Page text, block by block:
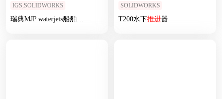
IGS,SOLIDWORKS
瑞典MJP waterjets船舶喷水
SOLIDWORKS
T200水下推进器